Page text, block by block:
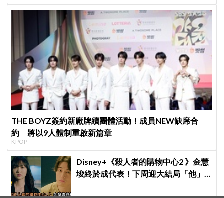
THE BOYZ簽約新廠牌續團體活動！成員NEW缺席合
約 將以9人體制重啟新篇章
KPOP
Disney+《殺人者的購物中心2 》金慧
埈終於成代表！下周迎大結局「他」